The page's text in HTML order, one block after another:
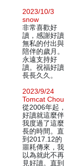
2023/10/3
snow
非常喜歡好
讀，感謝好讀
無私的付出與
陪伴的歲月。
永遠支持好
讀。祝福好讀
長長久久。
2023/9/24
Tomcat Chou
從2006年起，
好讀就這麼伴
我度過了這麼
長的時間。直
到2017.12的
噩耗傳來，我
以為就此不再
見好讀。直到